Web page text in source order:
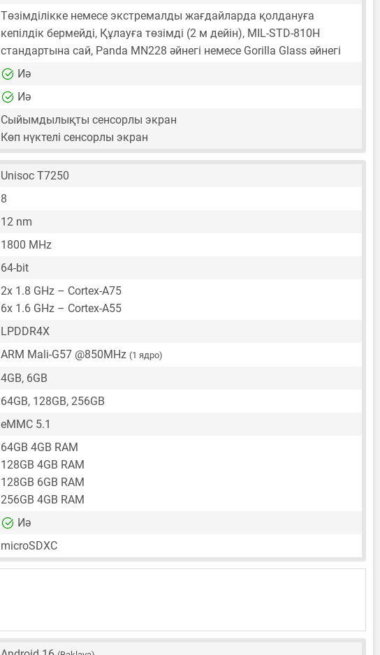
Төзімділікке немесе экстремалды жағдайларда қолдануға
кепілдік бермейді, Құлауға төзімді (2 м дейін), MIL-STD-810H
стандартына сай, Panda MN228 әйнегі немесе Gorilla Glass әйнегі
Иә
Иә
Сыйымдылықты сенсорлы экран
Көп нүктелі сенсорлы экран
Unisoc T7250
8
12 nm
1800 MHz
64-bit
2x 1.8 GHz – Cortex-A75
6x 1.6 GHz – Cortex-A55
LPDDR4X
ARM Mali-G57 @850MHz (1 ядро)
4GB, 6GB
64GB, 128GB, 256GB
eMMC 5.1
64GB 4GB RAM
128GB 4GB RAM
128GB 6GB RAM
256GB 4GB RAM
Иә
microSDXC